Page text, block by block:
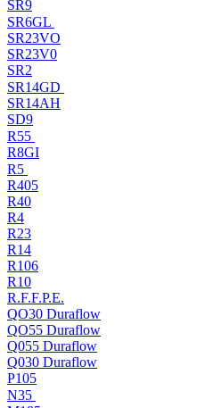
SR9
SR6GL
SR23VO
SR23V0
SR2
SR14GD
SR14AH
SD9
R55
R8GI
R5
R405
R40
R4
R23
R14
R106
R10
R.F.F.P.E.
QO30 Duraflow
QO55 Duraflow
Q055 Duraflow
Q030 Duraflow
P105
N35